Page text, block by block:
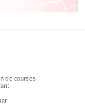
de courses